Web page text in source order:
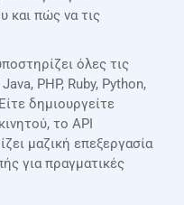
και πώς να τις
όλες τις
PHP, Ruby, Python,
δημιουργείτε
το API
μαζική επεξεργασία
για πραγματικές